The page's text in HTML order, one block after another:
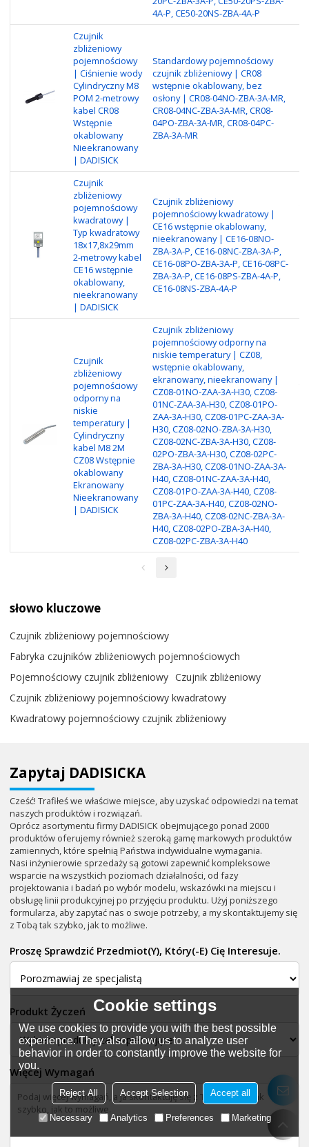
4A-P, CE50-20NS-ZBA-4A-P
Czujnik
zbliżeniowy
pojemnościowy
| Ciśnienie wody
Cylindryczny M8
POM 2-metrowy
kabel CR08
Wstępnie
okablowany
Nieekranowany
| DADISICK
Standardowy pojemnościowy
czujnik zbliżeniowy | CR08
wstępnie okablowany, bez
osłony | CR08-04NO-ZBA-3A-MR,
CR08-04NC-ZBA-3A-MR, CR08-
04PO-ZBA-3A-MR, CR08-04PC-
ZBA-3A-MR
Czujnik
zbliżeniowy
pojemnościowy
kwadratowy |
Typ kwadratowy
18x17,8x29mm
2-metrowy kabel
CE16 wstępnie
okablowany,
nieekranowany
| DADISICK
Czujnik zbliżeniowy
pojemnościowy kwadratowy |
CE16 wstępnie okablowany,
nieekranowany | CE16-08NO-
ZBA-3A-P, CE16-08NC-ZBA-3A-P,
CE16-08PO-ZBA-3A-P, CE16-08PC-
ZBA-3A-P, CE16-08PS-ZBA-4A-P,
CE16-08NS-ZBA-4A-P
Czujnik
zbliżeniowy
pojemnościowy
odporny na
niskie
temperatury |
Cylindryczny
kabel M8 2M
CZ08 Wstępnie
okablowany
Ekranowany
Nieekranowany
| DADISICK
Czujnik zbliżeniowy
pojemnościowy odporny na
niskie temperatury | CZ08,
wstępnie okablowany,
ekranowany, nieekranowany |
CZ08-01NO-ZAA-3A-H30, CZ08-
01NC-ZAA-3A-H30, CZ08-01PO-
ZAA-3A-H30, CZ08-01PC-ZAA-3A-
H30, CZ08-02NO-ZBA-3A-H30,
CZ08-02NC-ZBA-3A-H30, CZ08-
02PO-ZBA-3A-H30, CZ08-02PC-
ZBA-3A-H30, CZ08-01NO-ZAA-3A-
H40, CZ08-01NC-ZAA-3A-H40,
CZ08-01PO-ZAA-3A-H40, CZ08-
01PC-ZAA-3A-H40, CZ08-02NO-
ZBA-3A-H40, CZ08-02NC-ZBA-3A-
H40, CZ08-02PO-ZBA-3A-H40,
CZ08-02PC-ZBA-3A-H40
słowo kluczowe
Czujnik zbliżeniowy pojemnościowy
Fabryka czujników zbliżeniowych pojemnościowych
Pojemnościowy czujnik zbliżeniowy Czujnik zbliżeniowy
Czujnik zbliżeniowy pojemnościowy kwadratowy
Kwadratowy pojemnościowy czujnik zbliżeniowy
Zapytaj DADISICKA
Cześć! Trafiłeś we właściwe miejsce, aby uzyskać odpowiedzi na temat
naszych produktów i rozwiązań.
Oprócz asortymentu firmy DADISICK obejmującego ponad 2000
produktów oferujemy również szeroką gamę markowych produktów
zamiennych, które spełnią Państwa indywidualne wymagania.
Nasi inżynierowie sprzedaży są gotowi zapewnić kompleksowe
wsparcie na wszystkich poziomach działalności, od fazy
projektowania i badań po wybór modelu, wskazówki na miejscu i
obsługę linii produkcyjnej po przyjęciu produktu. Użyj poniższego
formularza, aby zapytać nas o swoje potrzeby, a my skontaktujemy się
z Tobą tak szybko, jak to możliwe.
Proszę Sprawdzić Przedmiot(y), Który(-E) Cię Interesuje.
Produkt Życzeń
Więcej Wymagań
Cookie settings
We use cookies to provide you with the best possible
experience. They also allow us to analyze user
behavior in order to constantly improve the website for
you.
Reject All Accept Selection Accept all
Necessary Analytics Preferences Marketing